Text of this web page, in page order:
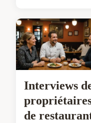
Interviews
de